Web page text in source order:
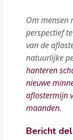
Om mensen
perspectief
van de
natuurlijke
hanteren
nieuwe
aflostermijn
maanden.
Bericht